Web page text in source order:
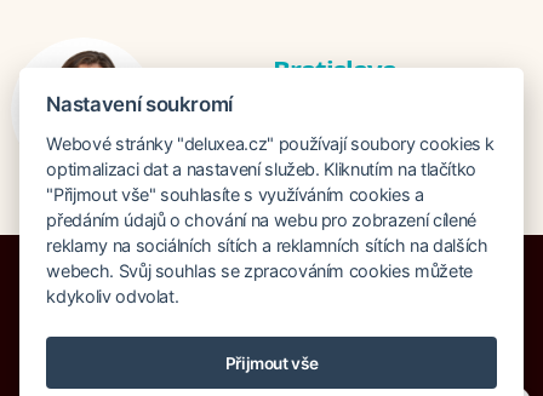
Bratislava
+421 948 759 074
Pojištění proti úpadku 125 000 000 Kč
Nastavení soukromí
Webové stránky "deluxea.cz" používají soubory cookies k
optimalizaci dat a nastavení služeb. Kliknutím na tlačítko
"Přijmout vše" souhlasíte s využíváním cookies a
předáním údajů o chování na webu pro zobrazení cílené
reklamy na sociálních sítích a reklamních sítích na dalších
webech. Svůj souhlas se zpracováním cookies můžete
kdykoliv odvolat.
Přijmout vše